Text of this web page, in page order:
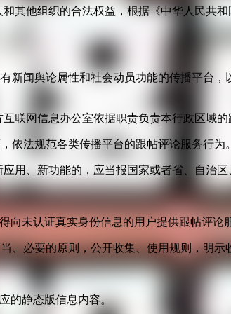
其他组织的合法权益，根据《中华人民共
闻舆论属性和社会动员功能的传播平台
联网信息办公室依据职责负责本行政区域
依法规范各类传播平台的跟帖评论服务行为
用、新功能的，应当报国家或者省、自治
向未认证真实身份信息的用户提供跟帖评论
、必要的原则，公开收集、使用规则，明
的静态版信息内容。